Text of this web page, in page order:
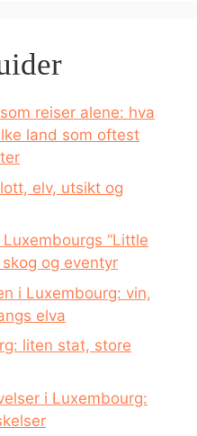
reiser alene: hva
land som oftest
elv, utsikt og
“Little
og eventyr
i Luxembourg: vin,
elva
liten stat, store
i Luxembourg: